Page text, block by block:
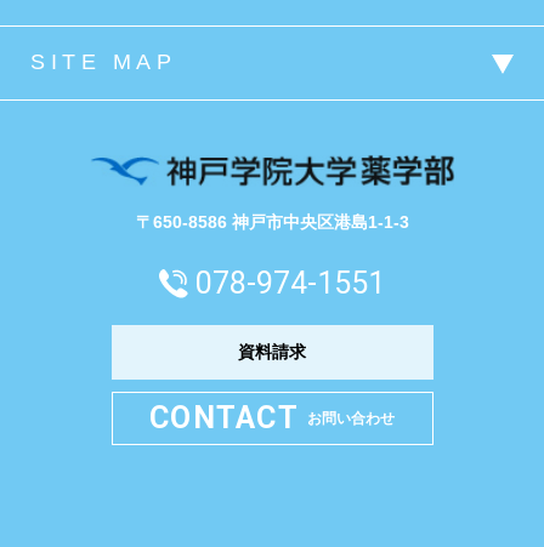
〒650-8586 神戸市中央区港島1-1-3
078-974-1551
資料請求
CONTACT お問い合わせ